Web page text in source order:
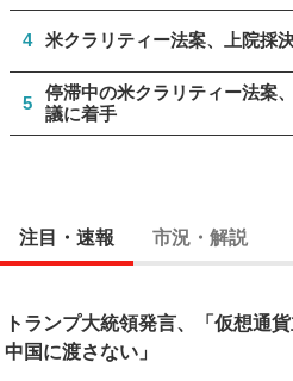
4 米クラリティー法案、上院採
5
停滞中の米クラリティー法案
議に着手
注目・速報 市況・解説
トランプ大統領発言、「仮想通
中国に渡さない」